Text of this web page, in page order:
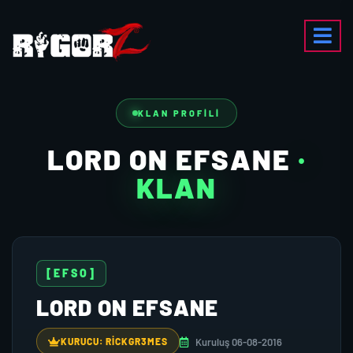
KLAN PROFILI
LORD ON EFSANE ·
KLAN
[EFSO]
LORD ON EFSANE
KURUCU: RICKGR3MES Kuruluş 06-08-2016